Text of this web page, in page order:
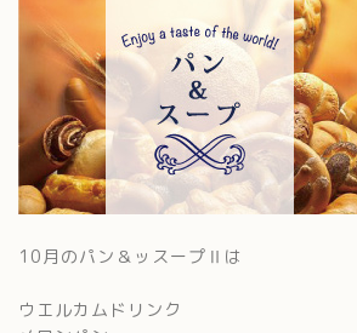
10月のパン＆ッスープⅡは
ウエルカムドリンク